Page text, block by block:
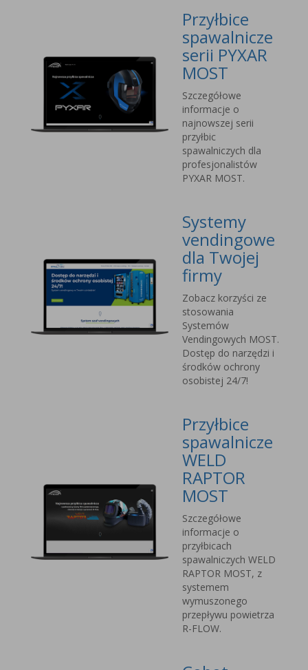
Przyłbice
spawalnicze
serii PYXAR
MOST
Szczegółowe
informacje o
najnowszej serii
przyłbic
spawalniczych dla
profesjonalistów
PYXAR MOST.
Systemy
vendingowe
dla Twojej
firmy
Zobacz korzyści ze
stosowania
Systemów
Vendingowych MOST.
Dostęp do narzędzi i
środków ochrony
osobistej 24/7!
Przyłbice
spawalnicze
WELD
RAPTOR
MOST
Szczegółowe
informacje o
przyłbicach
spawalniczych WELD
RAPTOR MOST, z
systemem
wymuszonego
przepływu powietrza
R-FLOW.